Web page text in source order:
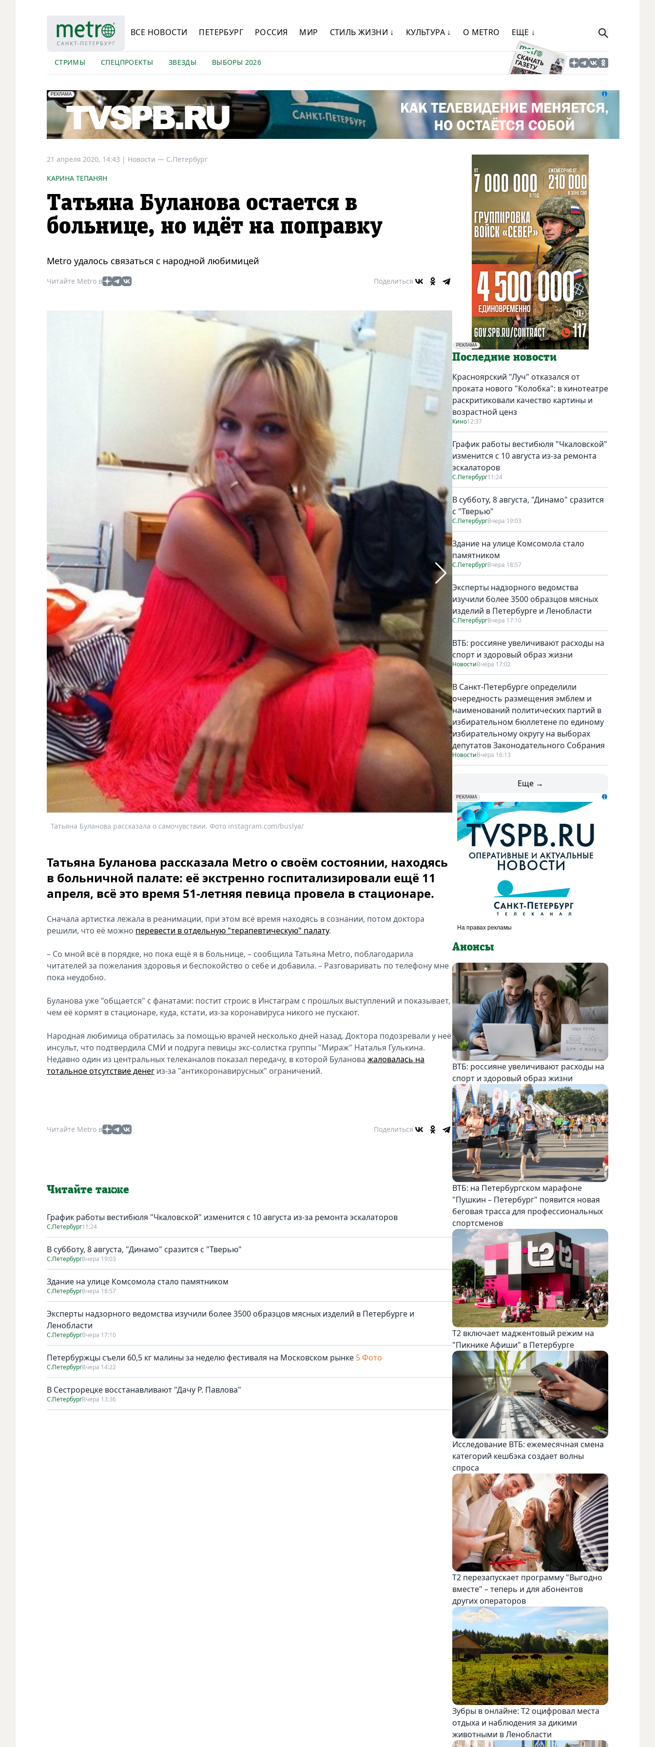
ВСЕ НОВОСТИ ПЕТЕРБУРГ РОССИЯ МИР СТИЛЬ ЖИЗНИ ↓ КУЛЬТУРА ↓ О METRO ЕЩЕ ↓
СТРИМЫ СПЕЦПРОЕКТЫ ЗВЕЗДЫ ВЫБОРЫ 2026
erid: LdtCK5Efv
РЕКЛАМА
АО "ГАТР", ИНН: 7841320717
21 апреля 2020, 14:43 | Новости — С.Петербург
КАРИНА ТЕПАНЯН
Татьяна Буланова остается в
больнице, но идёт на поправку
Metro удалось связаться с народной любимицей
Читайте Metro в Поделиться
Татьяна Буланова рассказала о самочувствии. Фото instagram.com/buslya/
Татьяна Буланова рассказала о самочувствии. Фото
Татьяна Буланова рассказала Metro о своём состоянии, находясь
в больничной палате: её экстренно госпитализировали ещё 11
апреля, всё это время 51-летняя певица провела в стационаре.
Сначала артистка лежала в реанимации, при этом всё время находясь в сознании, потом доктора
решили, что её можно перевести в отдельную "терапевтическую" палату.
– Со мной всё в порядке, но пока ещё я в больнице, – сообщила Татьяна Metro, поблагодарила
читателей за пожелания здоровья и беспокойство о себе и добавила. – Разговаривать по телефону мне
пока неудобно.
Буланова уже "общается" с фанатами: постит строис в Инстаграм с прошлых выступлений и показывает,
чем её кормят в стационаре, куда, кстати, из-за коронавируса никого не пускают.
Народная любимица обратилась за помощью врачей несколько дней назад. Доктора подозревали у неё
инсульт, что подтвердила СМИ и подруга певицы экс-солистка группы "Мираж" Наталья Гулькина.
Недавно один из центральных телеканалов показал передачу, в которой Буланова жаловалась на
тотальное отсутствие денег из-за "антикоронавирусных" ограничений.
Читайте Metro в Поделиться
Читайте также
График работы вестибюля "Чкаловской" изменится с 10 августа из-за ремонта эскалаторов
С.Петербург11:24
В субботу, 8 августа, "Динамо" сразится с "Тверью"
С.ПетербургВчера 19:03
Здание на улице Комсомола стало памятником
С.ПетербургВчера 18:57
Эксперты надзорного ведомства изучили более 3500 образцов мясных изделий в Петербурге и
Ленобласти
С.ПетербургВчера 17:10
Петербуржцы съели 60,5 кг малины за неделю фестиваля на Московском рынке 5 Фото
С.ПетербургВчера 14:22
В Сестрорецке восстанавливают "Дачу Р. Павлова"
С.ПетербургВчера 13:36
РЕКЛАМА
Социальная реклама
Последние новости
Красноярский "Луч" отказался от
проката нового "Колобка": в кинотеатре
раскритиковали качество картины и
возрастной ценз
Кино12:37
График работы вестибюля "Чкаловской"
изменится с 10 августа из-за ремонта
эскалаторов
С.Петербург11:24
В субботу, 8 августа, "Динамо" сразится
с "Тверью"
С.ПетербургВчера 19:03
Здание на улице Комсомола стало
памятником
С.ПетербургВчера 18:57
Эксперты надзорного ведомства
изучили более 3500 образцов мясных
изделий в Петербурге и Ленобласти
С.ПетербургВчера 17:10
ВТБ: россияне увеличивают расходы на
спорт и здоровый образ жизни
НовостиВчера 17:02
В Санкт-Петербурге определили
очередность размещения эмблем и
наименований политических партий в
избирательном бюллетене по единому
избирательному округу на выборах
депутатов Законодательного Собрания
НовостиВчера 16:13
Еще →
erid: LdtCK5udn
РЕКЛАМА
АО "ГАТР", ИНН: 7841320717
Анонсы
ВТБ: россияне увеличивают расходы на
спорт и здоровый образ жизни
ВТБ: на Петербургском марафоне
"Пушкин – Петербург" появится новая
беговая трасса для профессиональных
спортсменов
Т2 включает маджентовый режим на
"Пикнике Афиши" в Петербурге
Исследование ВТБ: ежемесячная смена
категорий кешбэка создает волны
спроса
Т2 перезапускает программу "Выгодно
вместе" – теперь и для абонентов
других операторов
Зубры в онлайне: Т2 оцифровал места
отдыха и наблюдения за дикими
животными в Ленобласти